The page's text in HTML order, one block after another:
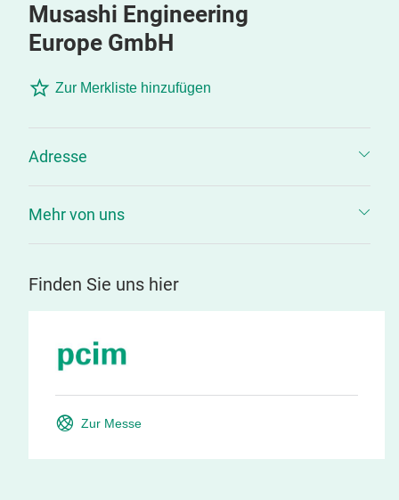
Musashi Engineering
Europe GmbH
Zur Merkliste hinzufügen
Adresse
Mehr von uns
Finden Sie uns hier
Zur Messe